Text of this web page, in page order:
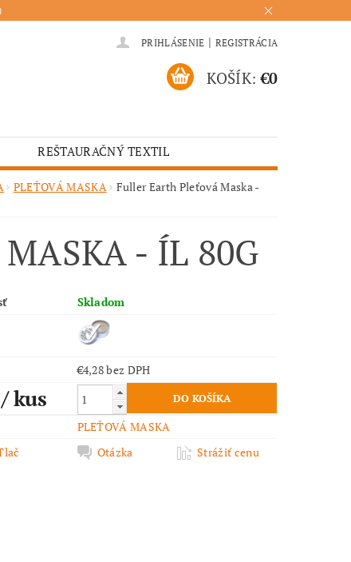
PRIHLÁSENIE | REGISTRÁCIA
KOŠÍK: €0
REŠTAURAČNÝ TEXTIL
HOTELOVÝ TEXTIL
PLEŤOVÁ MASKA
Fuller Earth Pleťová Maska -
- ÍL 80G
Skladom
€4,28 bez DPH
/ kus
PLEŤOVÁ MASKA
Otázka Strážiť cenu